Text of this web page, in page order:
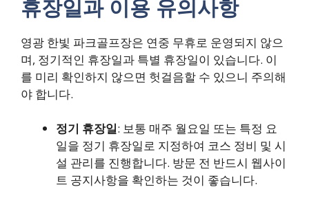
휴장일과 이용 유의사항
영광 한빛 파크골프장은 연중 무휴로 운영되지 않으
며, 정기적인 휴장일과 특별 휴장일이 있습니다. 이
를 미리 확인하지 않으면 헛걸음할 수 있으니 주의해
야 합니다.
정기 휴장일: 보통 매주 월요일 또는 특정 요
일을 정기 휴장일로 지정하여 코스 정비 및 시
설 관리를 진행합니다. 방문 전 반드시 웹사이
트 공지사항을 확인하는 것이 좋습니다.